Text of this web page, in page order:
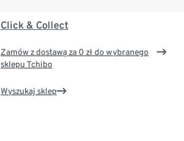
Click & Collect
Zamów z dostawą za 0 zł do wybranego
sklepu Tchibo
Wyszukaj sklep